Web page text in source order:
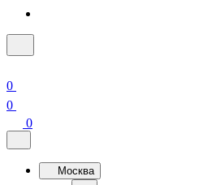
0
0
0
Москва